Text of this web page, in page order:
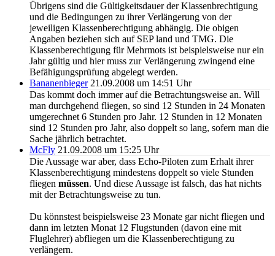
Übrigens sind die Gültigkeitsdauer der Klassenbrechtigung
und die Bedingungen zu ihrer Verlängerung von der
jeweiligen Klassenberechtigung abhängig. Die obigen
Angaben beziehen sich auf SEP land und TMG. Die
Klassenberechtigung für Mehrmots ist beispielsweise nur ein
Jahr gültig und hier muss zur Verlängerung zwingend eine
Befähigungsprüfung abgelegt werden.
Bananenbieger 21.09.2008 um 14:51 Uhr
Das kommt doch immer auf die Betrachtungsweise an. Will
man durchgehend fliegen, so sind 12 Stunden in 24 Monaten
umgerechnet 6 Stunden pro Jahr. 12 Stunden in 12 Monaten
sind 12 Stunden pro Jahr, also doppelt so lang, sofern man die
Sache jährlich betrachtet.
McFly 21.09.2008 um 15:25 Uhr
Die Aussage war aber, dass Echo-Piloten zum Erhalt ihrer
Klassenberechtigung mindestens doppelt so viele Stunden
fliegen müssen. Und diese Aussage ist falsch, das hat nichts
mit der Betrachtungsweise zu tun.
Du könnstest beispielsweise 23 Monate gar nicht fliegen und
dann im letzten Monat 12 Flugstunden (davon eine mit
Fluglehrer) abfliegen um die Klassenberechtigung zu
verlängern.